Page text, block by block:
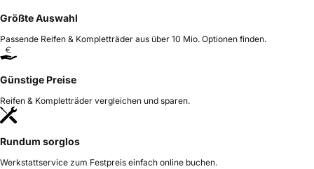
Größte Auswahl
Passende Reifen & Kompletträder aus über 10 Mio. Optionen finden.
Günstige Preise
Reifen & Kompletträder vergleichen und sparen.
Rundum sorglos
Werkstattservice zum Festpreis einfach online buchen.